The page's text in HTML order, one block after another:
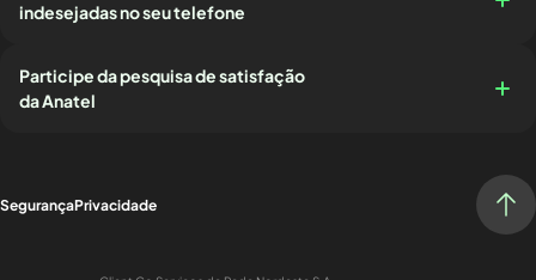
indesejadas no seu telefone
Participe da pesquisa de satisfação
da Anatel
SegurançaPrivacidade